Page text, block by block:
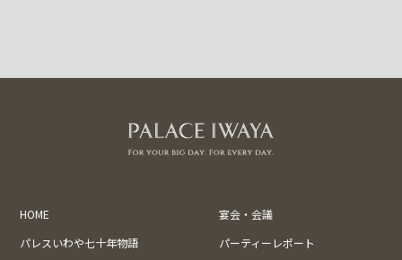
HOME
宴会・会議
パレスいわや七十年物語
パーティーレポート